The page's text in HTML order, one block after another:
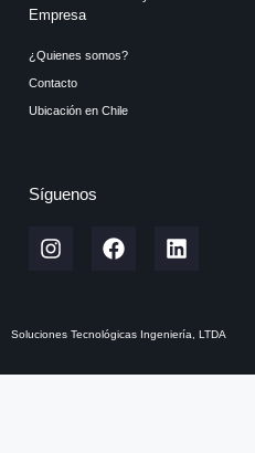
Empresa
¿Quienes somos?
Contacto
Ubicación en Chile
Síguenos
Soluciones Tecnológicas Ingeniería, LTDA